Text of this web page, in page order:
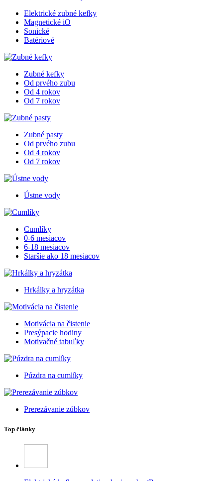
Elektrické zubné kefky
Magnetické iO
Sonické
Batériové
Zubné kefky
Od prvého zubu
Od 4 rokov
Od 7 rokov
Zubné pasty
Od prvého zubu
Od 4 rokov
Od 7 rokov
Ústne vody
Cumlíky
0-6 mesiacov
6-18 mesiacov
Staršie ako 18 mesiacov
Hrkálky a hryzátka
Motivácia na čistenie
Presýpacie hodiny
Motivačné tabuľky
Púzdra na cumlíky
Prerezávanie zúbkov
Top články